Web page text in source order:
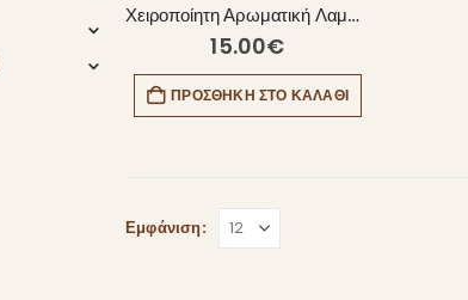
Χειροποίητη Αρωματική Λαμπάδα “Chocolate Teddy”
15.00€
ΠΡΟΣΘΉΚΗ ΣΤΟ ΚΑΛΆΘΙ
Εμφάνιση: